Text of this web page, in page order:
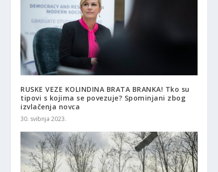
RUSKE VEZE KOLINDINA BRATA BRANKA! Tko su
tipovi s kojima se povezuje? Spominjani zbog
izvlačenja novca
30. svibnja 2023.